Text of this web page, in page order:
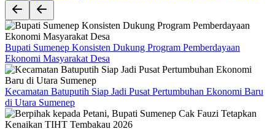
Bupati Sumenep Konsisten Dukung Program Pemberdayaan
Ekonomi Masyarakat Desa
Kecamatan Batuputih Siap Jadi Pusat Pertumbuhan Ekonomi Baru
di Utara Sumenep